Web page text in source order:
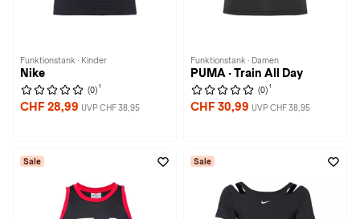
Funktionstank · Kinder
Nike
(0) 1
CHF 28,99 UVP CHF 38,95
Funktionstank · Damen
PUMA · Train All Day
(0) 1
CHF 30,99 UVP CHF 38,95
Sale Sale